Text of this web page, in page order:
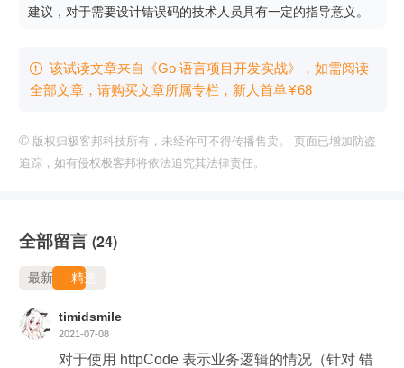
建议，对于需要设计错误码的技术人员具有一定的指导意义。
 该试读文章来自《Go 语言项目开发实战》，如需阅读
全部文章，请购买文章所属专栏 ，新⼈⾸单¥68
© 版权归极客邦科技所有，未经许可不得传播售卖。 页面已增加防盗
追踪，如有侵权极客邦将依法追究其法律责任。
全部留言 (24)
最新 精选
timidsmile
2021-07-08
对于使用 httpCode 表示业务逻辑的情况（针对 错